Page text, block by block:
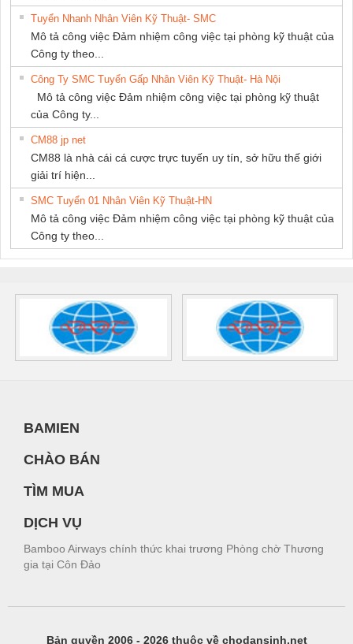
Tuyển Nhanh Nhân Viên Kỹ Thuật- SMC
Mô tả công việc Đảm nhiệm công việc tại phòng kỹ thuật của
Công ty theo...
Công Ty SMC Tuyển Gấp Nhân Viên Kỹ Thuật- Hà Nội
Mô tả công việc Đảm nhiệm công việc tại phòng kỹ thuật
của Công ty...
CM88 jp net
CM88 là nhà cái cá cược trực tuyến uy tín, sở hữu thế giới
giải trí hiện...
SMC Tuyển 01 Nhân Viên Kỹ Thuật-HN
Mô tả công việc Đảm nhiệm công việc tại phòng kỹ thuật của
Công ty theo...
BAMIEN
CHÀO BÁN
TÌM MUA
DỊCH VỤ
Bamboo Airways chính thức khai trương Phòng chờ Thương
gia tại Côn Đảo
Bản quyền 2006 - 2026 thuộc về chodansinh.net